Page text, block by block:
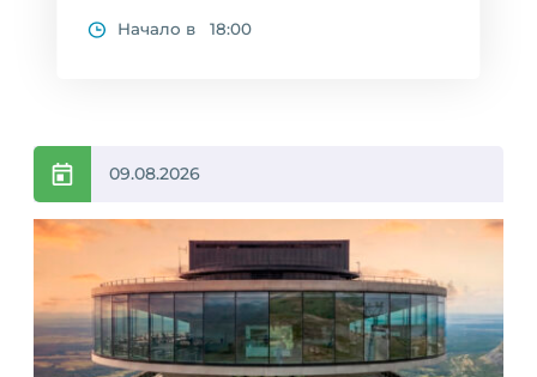
Начало в 18:00
09.08.2026